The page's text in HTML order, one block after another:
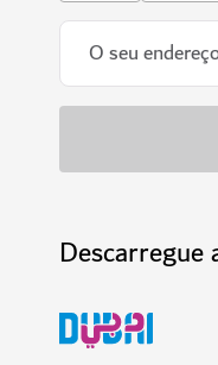
Descarregue